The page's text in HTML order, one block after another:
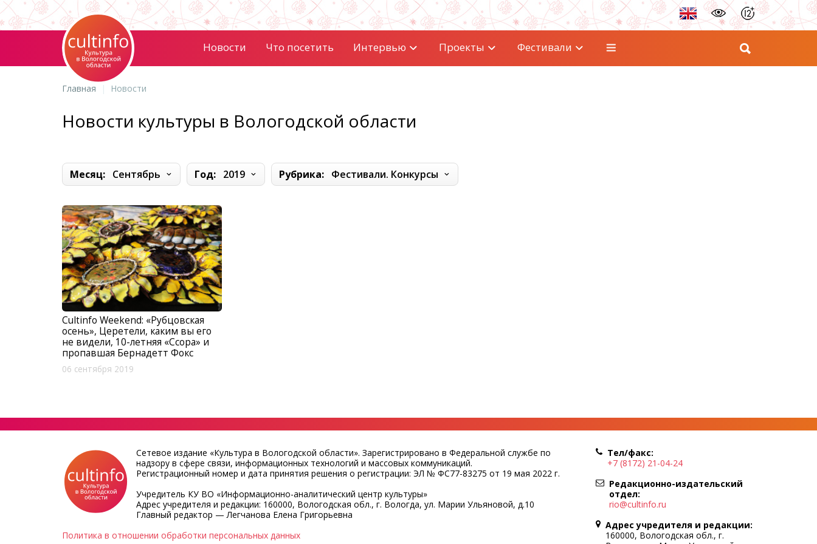
Новости Что посетить Интервью Проекты Фестивали
Главная Новости
Новости культуры в Вологодской области
Месяц: Сентябрь Год: 2019 Рубрика: Фестивали. Конкурсы
Cultinfo Weekend: «Рубцовская
осень», Церетели, каким вы его
не видели, 10-летняя «Ссора» и
пропавшая Бернадетт Фокс
06 сентября 2019
Сетевое издание «Культура в Вологодской области». Зарегистрировано в Федеральной службе по
надзору в сфере связи, информационных технологий и массовых коммуникаций.
Регистрационный номер и дата принятия решения о регистрации: ЭЛ № ФС77-83275 от 19 мая 2022 г.
Учредитель КУ ВО «Информационно-аналитический центр культуры»
Адрес учредителя и редакции: 160000, Вологодская обл., г. Вологда, ул. Марии Ульяновой, д.10
Главный редактор — Легчанова Елена Григорьевна
Политика в отношении обработки персональных данных
Тел/факс:
+7 (8172) 21-04-24
Редакционно-издательский
отдел:
rio@cultinfo.ru
Адрес учредителя и редакции:
160000, Вологодская обл., г.